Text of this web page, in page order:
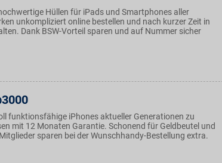
Hüllen für iPads und Smartphones aller
unkompliziert online bestellen und nach kurzer Zeit in
Dank BSW-Vorteil sparen und auf Nummer sicher
funktionsfähige iPhones aktueller Generationen zu
mit 12 Monaten Garantie. Schonend für Geldbeutel und
sparen bei der Wunschhandy-Bestellung extra.